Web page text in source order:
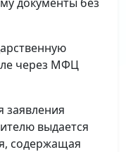
через МФЦ
заявления
выдается
содержащая